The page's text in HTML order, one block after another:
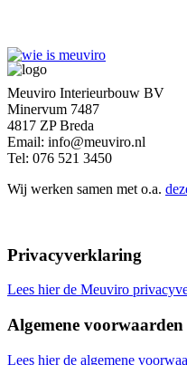
Meuviro Interieurbouw BV
Minervum 7487
4817 ZP Breda
Email: info@meuviro.nl
Tel: 076 521 3450
Wij werken samen met o.a.
Privacyverklaring
Lees hier de Meuviro
Algemene voorwaarden
Lees hier de algemene